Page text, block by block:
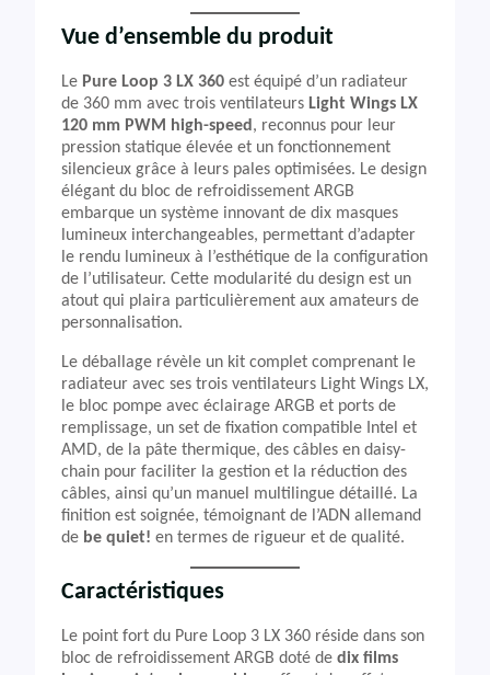
Vue d’ensemble du produit
Le Pure Loop 3 LX 360 est équipé d’un radiateur
de 360 mm avec trois ventilateurs Light Wings LX
120 mm PWM high-speed , reconnus pour leur
pression statique élevée et un fonctionnement
silencieux grâce à leurs pales optimisées. Le design
élégant du bloc de refroidissement ARGB
embarque un système innovant de dix masques
lumineux interchangeables, permettant d’adapter
le rendu lumineux à l’esthétique de la configuration
de l’utilisateur. Cette modularité du design est un
atout qui plaira particulièrement aux amateurs de
personnalisation.
Le déballage révèle un kit complet comprenant le
radiateur avec ses trois ventilateurs Light Wings LX,
le bloc pompe avec éclairage ARGB et ports de
remplissage, un set de fixation compatible Intel et
AMD, de la pâte thermique, des câbles en daisy-
chain pour faciliter la gestion et la réduction des
câbles, ainsi qu’un manuel multilingue détaillé. La
finition est soignée, témoignant de l’ADN allemand
de be quiet! en termes de rigueur et de qualité.
Caractéristiques
Le point fort du Pure Loop 3 LX 360 réside dans son
bloc de refroidissement ARGB doté de dix films